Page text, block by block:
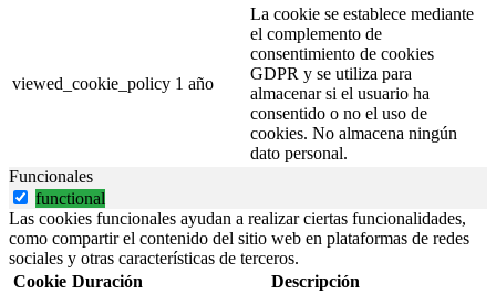
viewed_cookie_policy 1 año
La cookie se establece mediante
el complemento de
consentimiento de cookies
GDPR y se utiliza para
almacenar si el usuario ha
consentido o no el uso de
cookies. No almacena ningún
dato personal.
Funcionales
functional
Las cookies funcionales ayudan a realizar ciertas funcionalidades,
como compartir el contenido del sitio web en plataformas de redes
sociales y otras características de terceros.
Cookie Duración Descripción